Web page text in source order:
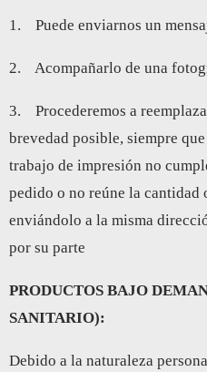
1. Puede enviarnos un
2. Acompañarlo de una
3. Procederemos a
brevedad posible, siempre
trabajo de impresión no
pedido o no reúne la cantidad
enviándolo a la misma
por su parte
PRODUCTOS BAJO
SANITARIO):
Debido a la naturaleza